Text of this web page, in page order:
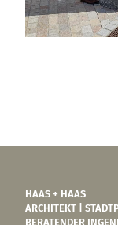
HAAS + HAAS
ARCHITEKT |
BERATENDER